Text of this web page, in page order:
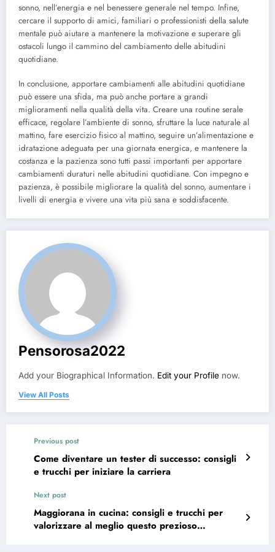
sonno, nell’energia e nel benessere generale nel tempo. Infine,
cercare il supporto di amici, familiari o professionisti della salute
mentale può aiutare a mantenere la motivazione e superare gli
ostacoli lungo il cammino del cambiamento delle abitudini
quotidiane.
In conclusione, apportare cambiamenti alle abitudini quotidiane
può essere una sfida, ma può anche portare a grandi
miglioramenti nella qualità della vita. Creare una routine serale
efficace, regolare l’ambiente di sonno, sfruttare la luce naturale al
mattino, fare esercizio fisico al mattino, seguire un’alimentazione e
idratazione adeguata per una giornata energica, e mantenere la
costanza e la pazienza sono tutti passi importanti per apportare
cambiamenti duraturi nelle abitudini quotidiane. Con impegno e
pazienza, è possibile migliorare la qualità del sonno, aumentare i
livelli di energia e vivere una vita più sana e soddisfacente.
Pensorosa2022
Add your Biographical Information. Edit your Profile now.
View All Posts
Previous post
Come diventare un tester di successo: consigli
e trucchi per iniziare la carriera
Next post
Maggiorana in cucina: consigli e trucchi per
valorizzare al meglio questo prezioso